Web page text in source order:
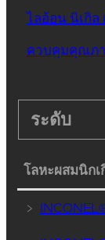
ไลอ้อน นิเกิล
ควบคุมคุณภ
ระดับ
โลหะผสมนิกเ
﹥